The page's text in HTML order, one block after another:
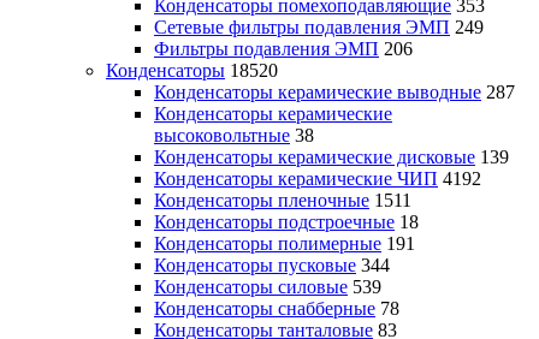
Конденсаторы помехоподавляющие 353
Сетевые фильтры подавления ЭМП 249
Фильтры подавления ЭМП 206
Конденсаторы 18520
Конденсаторы керамические выводные 287
Конденсаторы керамические
высоковольтные 38
Конденсаторы керамические дисковые 139
Конденсаторы керамические ЧИП 4192
Конденсаторы пленочные 1511
Конденсаторы подстроечные 18
Конденсаторы полимерные 191
Конденсаторы пусковые 344
Конденсаторы силовые 539
Конденсаторы снабберные 78
Конденсаторы танталовые 83